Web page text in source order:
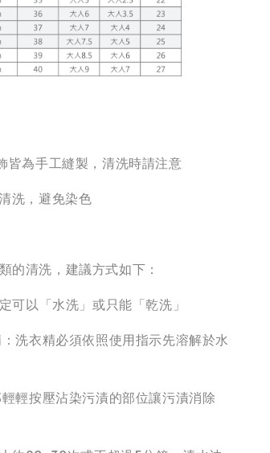
皆為手工縫製，清洗時請注意
洗，避免染色
的清洗，建議方式如下：
可以「水洗」或只能「乾洗」
洗衣精必須依照使用指示先溶解於水
輕按壓沾染污漬的部位讓污漬消除